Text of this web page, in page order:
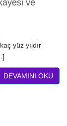
ve
yüz yıldır
DEVAMINI OKU